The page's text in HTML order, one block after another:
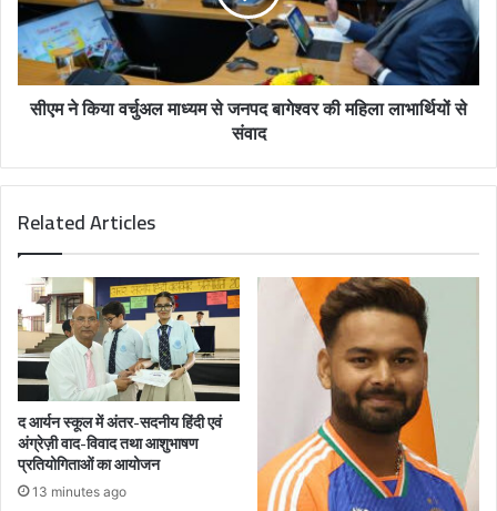
सीएम ने किया वर्चुअल माध्यम से जनपद बागेश्वर की महिला लाभार्थियों से
संवाद
Related Articles
द आर्यन स्कूल में अंतर-सदनीय हिंदी एवं
अंग्रेज़ी वाद-विवाद तथा आशुभाषण
प्रतियोगिताओं का आयोजन
13 minutes ago